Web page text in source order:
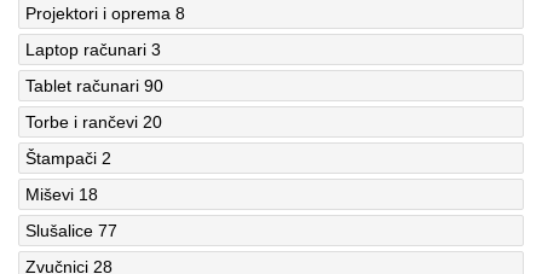
Projektori i oprema 8
Laptop računari 3
Tablet računari 90
Torbe i rančevi 20
Štampači 2
Miševi 18
Slušalice 77
Zvučnici 28